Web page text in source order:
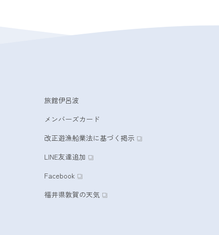
旅館伊呂波
メンバーズカード
改正遊漁船業法に基づく掲示
LINE友達追加
Facebook
福井県敦賀の天気